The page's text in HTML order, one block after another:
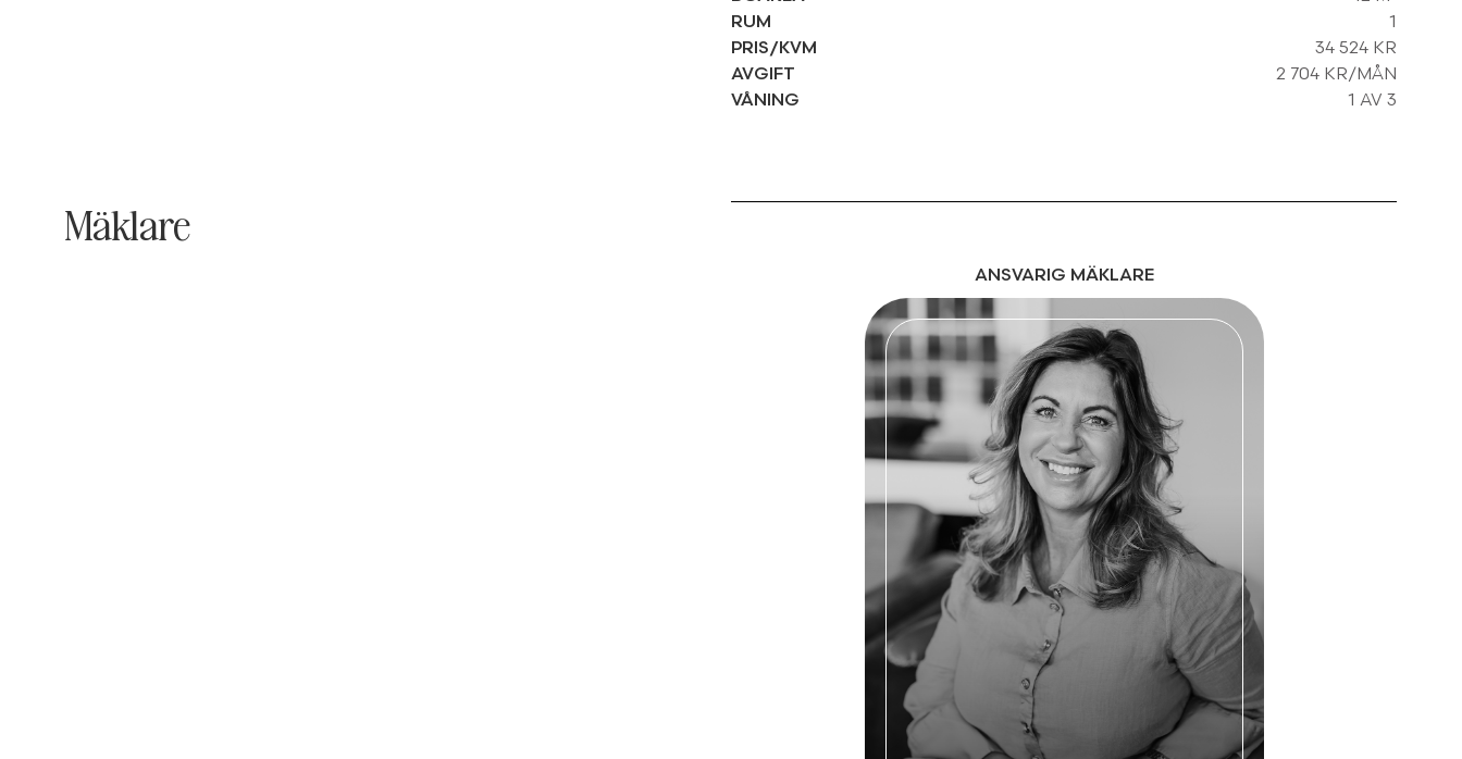
RUM
1
PRIS/KVM
34 524 KR
AVGIFT
2 704 KR/MÅN
VÅNING
1 AV 3
Mäklare
ANSVARIG MÄKLARE